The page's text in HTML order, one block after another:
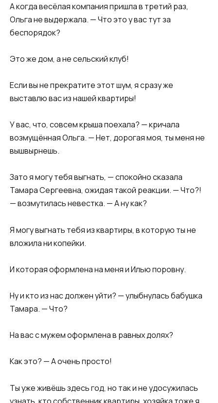
А когда весёлая компания пришла в третий раз,
Ольга не выдержала. — Что это у вас тут за
беспорядок?
Это же дом, а не сельский клуб!
Если вы не прекратите этот шум, я сразу же
выставлю вас из нашей квартиры!
У вас, что, совсем крыша поехала? — кричала
возмущённая Ольга. — Нет, дорогая моя, ты меня не
вышвырнешь.
Зато я могу тебя выгнать, — спокойно сказала
Тамара Сергеевна, ожидая такой реакции. — Что?!
— возмутилась невестка. — А ну как?
Я могу выгнать тебя из квартиры, в которую ты не
вложила ни копейки.
И которая оформлена на меня и Илью поровну.
Ну и кто из нас должен уйти? — улыбнулась бабушка
Тамара. — Что?
На вас с мужем оформлена в равных долях?
Как это? — А очень просто!
Ты уже живёшь здесь год, но так и не удосужилась
узнать, кто собственник квартиры, хозяйка тоже я.